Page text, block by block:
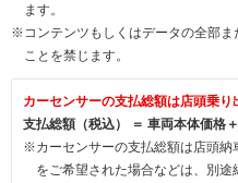
ます。
※コンテンツもしくはデータの全部
ことを禁じます。
カーセンサーの支払総額は店頭乗り
支払総額（税込） ＝ 車両本体価格
※カーセンサーの支払総額は店頭納
をご希望された場合などは、別